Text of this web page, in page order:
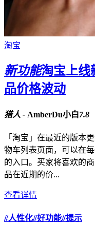
淘宝
新功能淘宝上线
品价格波动
猎人 - AmberDu小白7.8
「淘宝」在最近的版本
物车列表页面，可以在
的入口。买家将喜欢的
品在近期的价...
查看详情
#人性化#好功能#提示